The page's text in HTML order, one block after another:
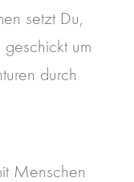
setzt Du,
um
durch
Menschen